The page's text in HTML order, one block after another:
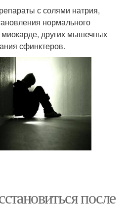
с солями натрия,
нормального
других мышечных
сфинктеров.
после